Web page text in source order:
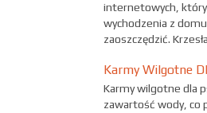
internetowych, który
wychodzenia z
zaoszczędzić.
Karmy Wilgotne
Karmy wilgotne dla
zawartość wody, co